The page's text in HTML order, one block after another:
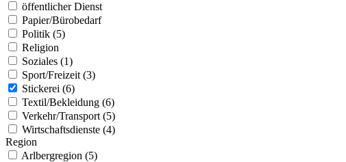
öffentlicher Dienst
Papier/Bürobedarf
Politik (5)
Religion
Soziales (1)
Sport/Freizeit (3)
Stickerei (6)
Textil/Bekleidung (6)
Verkehr/Transport (5)
Wirtschaftsdienste (4)
Region
Arlbergregion (5)